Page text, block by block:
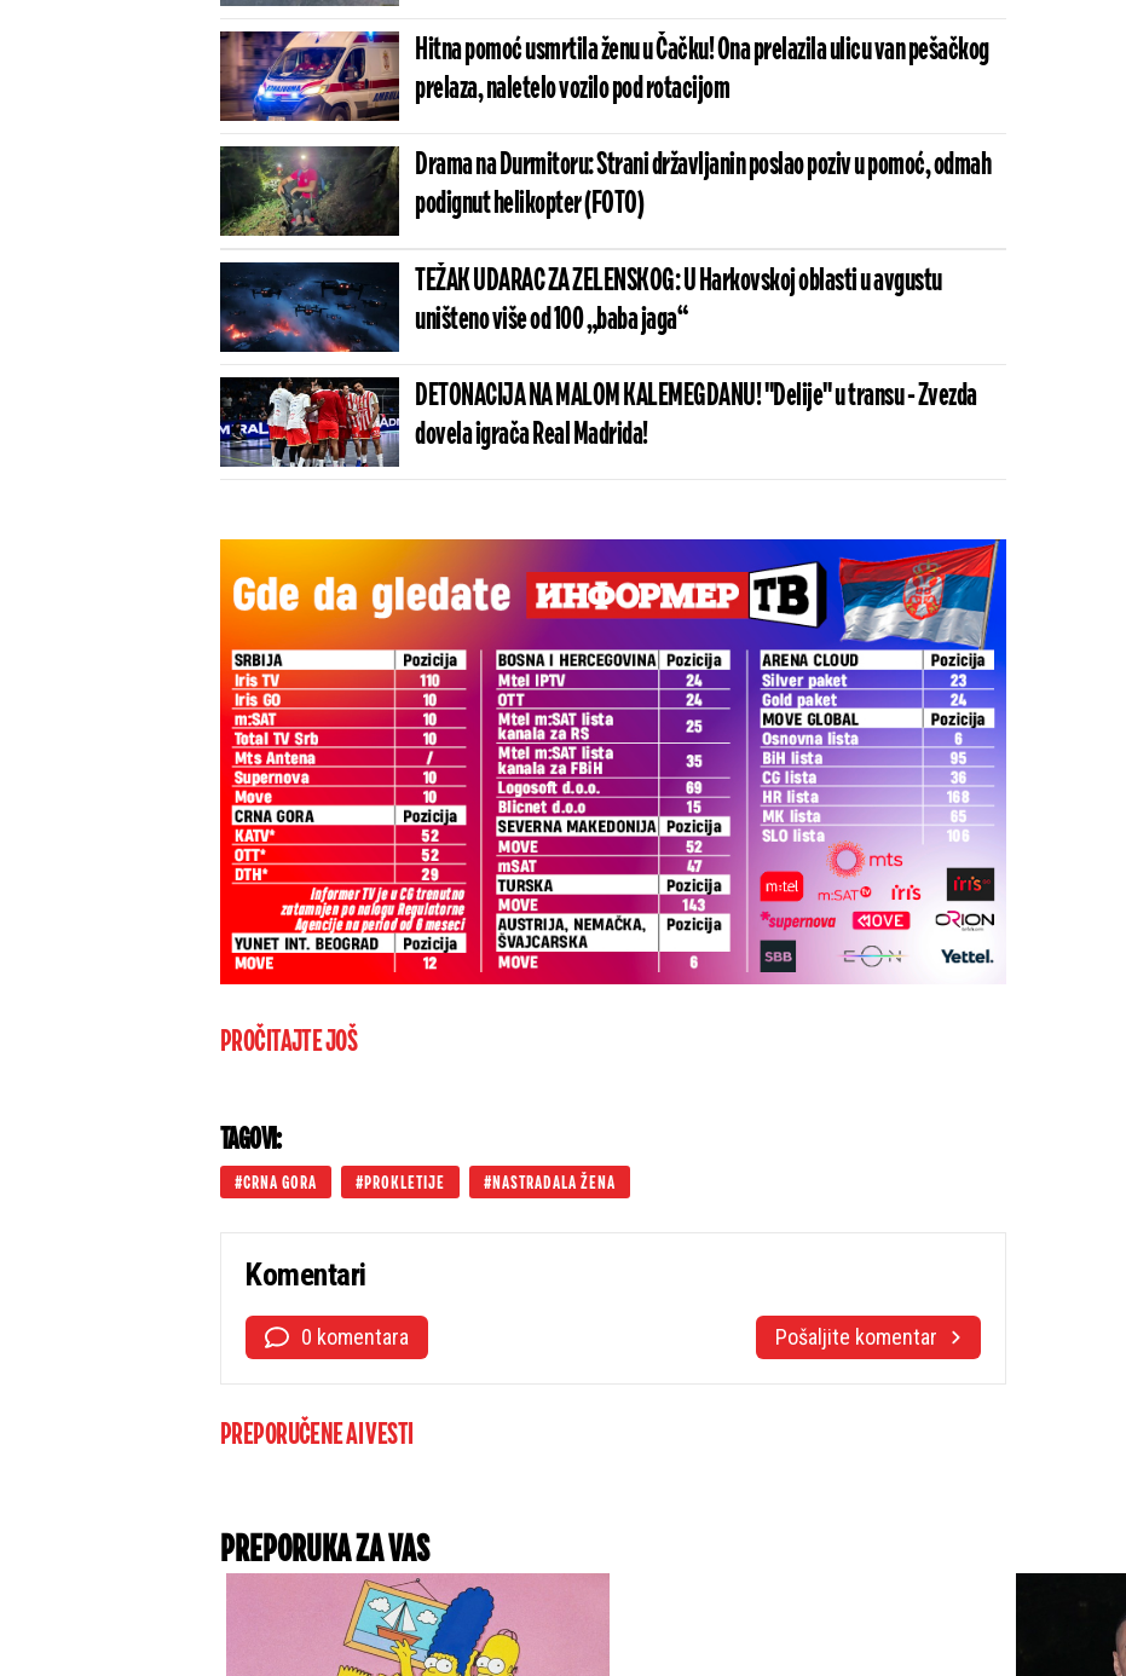
Hitna pomoć usmrtila ženu u Čačku! Ona prelazila ulicu van pešačkog
prelaza, naletelo vozilo pod rotacijom
Drama na Durmitoru: Strani državljanin poslao poziv u pomoć, odmah
podignut helikopter (FOTO)
TEŽAK UDARAC ZA ZELENSKOG: U Harkovskoj oblasti u avgustu
uništeno više od 100 „baba jaga“
DETONACIJA NA MALOM KALEMEGDANU! "Delije" u transu - Zvezda
dovela igrača Real Madrida!
PROČITAJTE JOŠ
TAGOVI:
CRNA GORA PROKLETIJE NASTRADALA ŽENA
Komentari
0 komentara Pošaljite komentar
PREPORUČENE AI VESTI
PREPORUKA ZA VAS